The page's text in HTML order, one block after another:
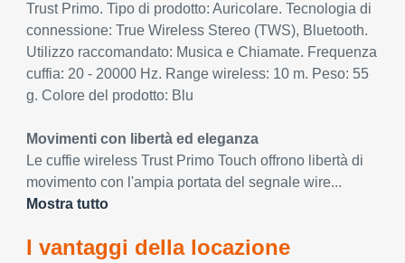
Trust Primo. Tipo di prodotto: Auricolare. Tecnologia di
connessione: True Wireless Stereo (TWS), Bluetooth.
Utilizzo raccomandato: Musica e Chiamate. Frequenza
cuffia: 20 - 20000 Hz. Range wireless: 10 m. Peso: 55
g. Colore del prodotto: Blu
Movimenti con libertà ed eleganza
Le cuffie wireless Trust Primo Touch offrono libertà di
movimento con l'ampia portata del segnale wire...
Mostra tutto
I vantaggi della locazione